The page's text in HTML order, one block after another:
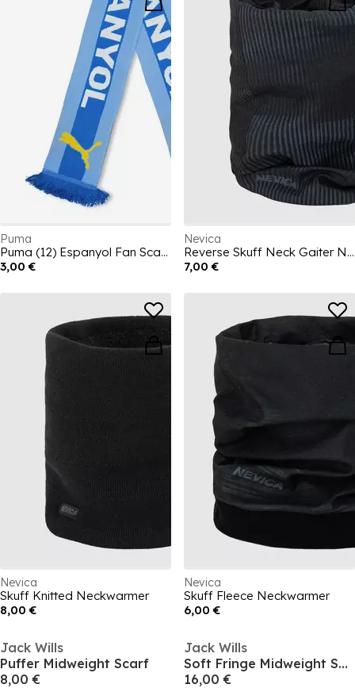
Puma
Puma (12) Espanyol Fan Scarf Unisex Adults
3,00 €
Nevica
Reverse Skuff Neck Gaiter Neckwarmer
7,00 €
Nevica
Skuff Knitted Neckwarmer
8,00 €
Nevica
Skuff Fleece Neckwarmer
6,00 €
Jack Wills
Puffer Midweight Scarf
8,00 €
Jack Wills
Soft Fringe Midweight Scarf
16,00 €